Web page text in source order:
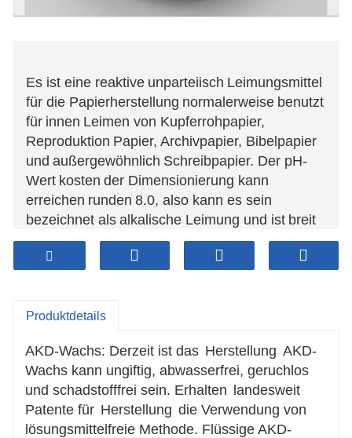
Es ist eine reaktive unparteiisch Leimungsmittel
für die Papierherstellung normalerweise benutzt
für innen Leimen von Kupferrohpapier,
Reproduktion Papier, Archivpapier, Bibelpapier
und außergewöhnlich Schreibpapier. Der pH-
Wert kosten der Dimensionierung kann
erreichen runden 8.0, also kann es sein
bezeichnet als alkalische Leimung und ist breit
im In- und Ausland eingesetzt. Dieses Produkt
kann
als verwendet werden
Produktdetails
AKD-Wachs: Derzeit ist das Herstellung AKD-
Wachs kann ungiftig, abwasserfrei, geruchlos
und schadstofffrei sein. Erhalten landesweit
Patente für Herstellung die Verwendung von
lösungsmittelfreie Methode. Flüssige AKD-